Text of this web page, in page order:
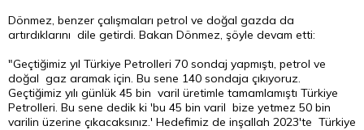
Dönmez, benzer çalışmaları petrol ve doğal gazda da
artırdıklarını dile getirdi. Bakan Dönmez, şöyle devam etti:
"Geçtiğimiz yıl Türkiye Petrolleri 70 sondaj yapmıştı, petrol ve
doğal gaz aramak için. Bu sene 140 sondaja çıkıyoruz.
Geçtiğimiz yılı günlük 45 bin varil üretimle tamamlamıştı Türkiye
Petrolleri. Bu sene dedik ki 'bu 45 bin varil bize yetmez 50 bin
varilin üzerine çıkacaksınız.' Hedefimiz de inşallah 2023'te Türkiye